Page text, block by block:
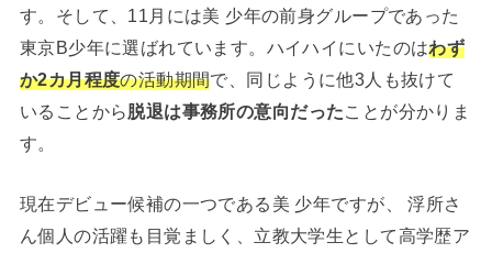
す。そして、11月には美 少年の前身グループであった
東京B少年に選ばれています。ハイハイにいたのはわず
か2カ月程度の活動期間で、同じように他3人も抜けて
いることから脱退は事務所の意向だったことが分かりま
す。
現在デビュー候補の一つである美 少年ですが、 浮所さ
ん個人の活躍も目覚ましく、立教大学生として高学歴ア